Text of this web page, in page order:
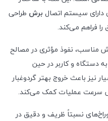
برش دارای سیستم اتصال
طراحی
فراهم می‌کند.
مناسب، نفوذ مؤثری در مصالح
دستگاه و کاربر در حین
نیز باعث خروج بهتر گردوغبار
سرعت عملیات کمک می‌کند.
نسبتاً ظریف و دقیق در